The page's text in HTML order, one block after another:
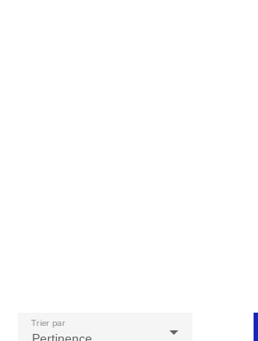
Pertinence
Trier par